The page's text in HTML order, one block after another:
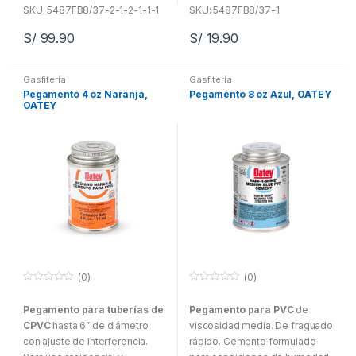
200°C/93°C.
Almacenar y utilizar a
de agua caliente y fría.
Trabajos en seco.
SKU: 5487FB8/37-2-1-2-1-1-1
S/99.90
irrigación residencial y
tiempo de secado.
de tuberías y PVC de hasta a
150 mm con ajuste de
drenaje, evacuación y
ventilación. Ideal para
conexiones de tubería de agua
SKU: 5487FB8/37-1
S/19.90
Gasfitería
Pegamento 4 oz Naranja,
OATEY
u
r
a
d
(0)
Pegamento para tuberías de
CPVChasta 6” de diámetro
con ajuste de interferencia.
Gasfitería
Pegamento 8 oz Azul, OATEY
u
r
a
d
(0)
Pegamento para PVC de
viscosidad media. De fraguado
rápido. Cemento formulado